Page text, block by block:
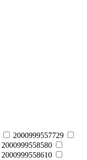
2000999557729
2000999558580
2000999558610